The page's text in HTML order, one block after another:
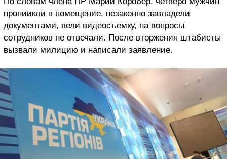
прониикли в помещение, незаконно завладели
документами, вели видеосъемку, на вопросы
сотрудников не отвечали. После вторжения штабисты
вызвали милицию и написали заявление.